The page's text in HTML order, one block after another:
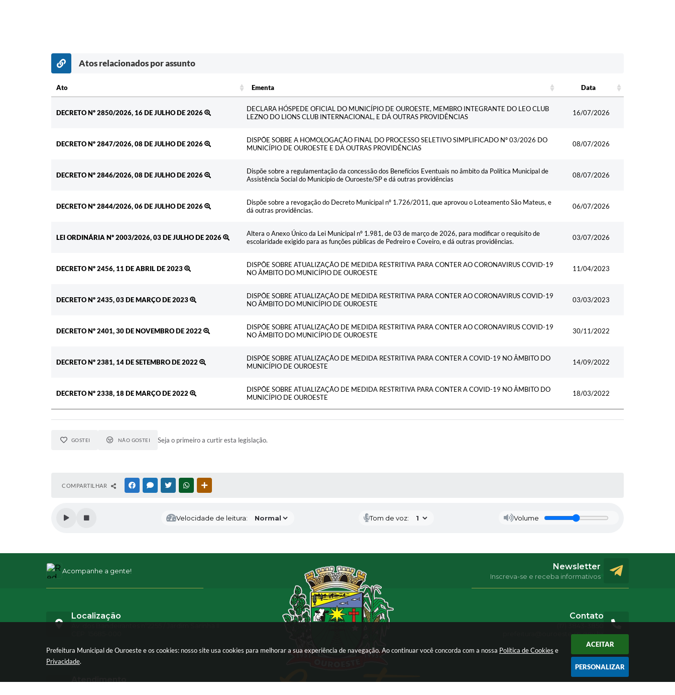
Prefeitura Municipal de Ouroeste e os cookies: nosso site usa cookies para melhorar a sua experiência de navegação. Ao continuar você concorda com a nossa Política de Cookies e
Privacidade.
ACEITAR
PERSONALIZAR
Atos relacionados por assunto
Ato Ementa
Data
DECRETO Nº 2850/2026, 16 DE JULHO DE 2026
DECLARA HÓSPEDE OFICIAL DO MUNICÍPIO DE OUROESTE, MEMBRO INTEGRANTE DO LEO CLUB
LEZNO DO LIONS CLUB INTERNACIONAL, E DÁ OUTRAS PROVIDÊNCIAS
16/07/2026
DECRETO Nº 2847/2026, 08 DE JULHO DE 2026
DISPÕE SOBRE A HOMOLOGAÇÃO FINAL DO PROCESSO SELETIVO SIMPLIFICADO Nº 03/2026 DO
MUNICÍPIO DE OUROESTE E DÁ OUTRAS PROVIDÊNCIAS
08/07/2026
DECRETO Nº 2846/2026, 08 DE JULHO DE 2026
Dispõe sobre a regulamentação da concessão dos Benefícios Eventuais no âmbito da Política Municipal de
Assistência Social do Município de Ouroeste/SP e dá outras providências
08/07/2026
DECRETO Nº 2844/2026, 06 DE JULHO DE 2026
Dispõe sobre a revogação do Decreto Municipal nº 1.726/2011, que aprovou o Loteamento São Mateus, e
dá outras providências.
06/07/2026
LEI ORDINÁRIA Nº 2003/2026, 03 DE JULHO DE 2026
Altera o Anexo Único da Lei Municipal nº 1.981, de 03 de março de 2026, para modificar o requisito de
escolaridade exigido para as funções públicas de Pedreiro e Coveiro, e dá outras providências.
03/07/2026
DECRETO Nº 2456, 11 DE ABRIL DE 2023
DISPÕE SOBRE ATUALIZAÇÃO DE MEDIDA RESTRITIVA PARA CONTER AO CORONAVIRUS COVID-19
NO ÂMBITO DO MUNICÍPIO DE OUROESTE
11/04/2023
DECRETO Nº 2435, 03 DE MARÇO DE 2023
DISPÕE SOBRE ATUALIZAÇÃO DE MEDIDA RESTRITIVA PARA CONTER AO CORONAVIRUS COVID-19
NO ÂMBITO DO MUNICÍPIO DE OUROESTE
03/03/2023
DECRETO Nº 2401, 30 DE NOVEMBRO DE 2022
DISPÕE SOBRE ATUALIZAÇÃO DE MEDIDA RESTRITIVA PARA CONTER AO CORONAVIRUS COVID-19
NO ÂMBITO DO MUNICÍPIO DE OUROESTE
30/11/2022
DECRETO Nº 2381, 14 DE SETEMBRO DE 2022
DISPÕE SOBRE ATUALIZAÇÃO DE MEDIDA RESTRITIVA PARA CONTER A COVID-19 NO ÂMBITO DO
MUNICÍPIO DE OUROESTE
14/09/2022
DECRETO Nº 2338, 18 DE MARÇO DE 2022
DISPÕE SOBRE ATUALIZAÇÃO DE MEDIDA RESTRITIVA PARA CONTER A COVID-19 NO ÂMBITO DO
MUNICÍPIO DE OUROESTE
18/03/2022
GOSTEI NÃO GOSTEI Seja o primeiro a curtir esta legislação.
COMPARTILHAR FACEBOOKMESSENGER
TWITTERWHATSAPP
Velocidade de leitura: Tom de voz: Volume
Acompanhe a gente!
Localização Contato
prefeitura@ouroeste.sp.gov.br
Atendimento
Newsletter
Inscreva-se e receba informativos